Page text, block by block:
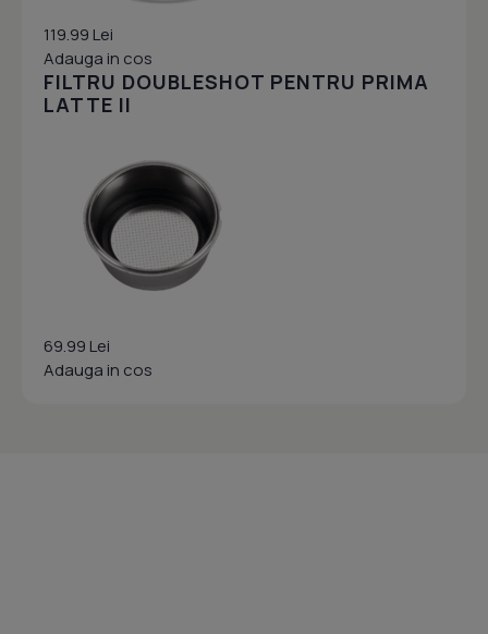
119.99 Lei
Adauga in cos
FILTRU DOUBLESHOT PENTRU PRIMA
LATTE II
69.99 Lei
Adauga in cos